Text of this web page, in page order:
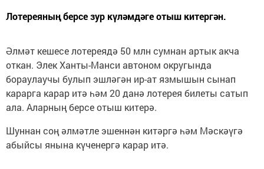
Лотереяның берсе зур күләмдәге отыш китергән.
Әлмәт кешесе лотереядә 50 млн сумнан артык акча
откан. Элек Ханты-Манси автоном округында
бораулаучы булып эшләгән ир-ат язмышын сынап
карарга карар итә һәм 20 данә лотерея билеты сатып
ала. Аларның берсе отыш китерә.
Шуннан соң әлмәтле эшеннән китәргә һәм Мәскәүгә
абыйсы янына күченергә карар итә.